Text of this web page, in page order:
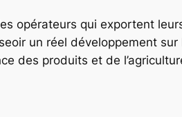
opérateurs qui exportent
un réel développement
des produits et de